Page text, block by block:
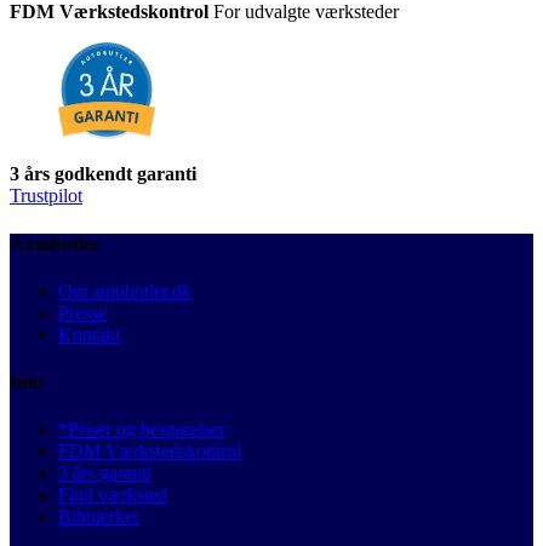
FDM Værkstedskontrol For udvalgte værksteder
3 års godkendt garanti
Trustpilot
Autobutler
Om autobutler.dk
Presse
Kontakt
Info
*Priser og besparelser
FDM Værkstedskontrol
3 års garanti
Find værksted
Bilmærker